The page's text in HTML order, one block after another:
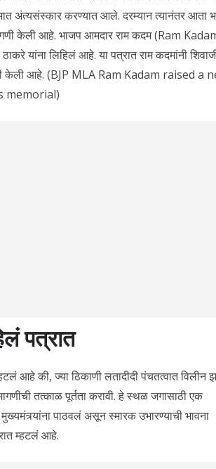
अंत्यसंस्कार करण्यात आले. दरम्यान त्यानंतर आता
केली आहे. भाजप आमदार राम कदम (Ram
यांना लिहिलं आहे. या पत्रात राम कदमांनी
केली आहे. (BJP MLA Ram Kadam raised a
memorial)
पत्रात
आहे की, ज्या ठिकाणी लतादीदी पंचतत्वात विलीन
तत्काळ पूर्तता करावी. हे स्थळ जगासाठी एक
पाठवलं असून स्मारक उभारण्याची भावना
म्हटलं आहे.